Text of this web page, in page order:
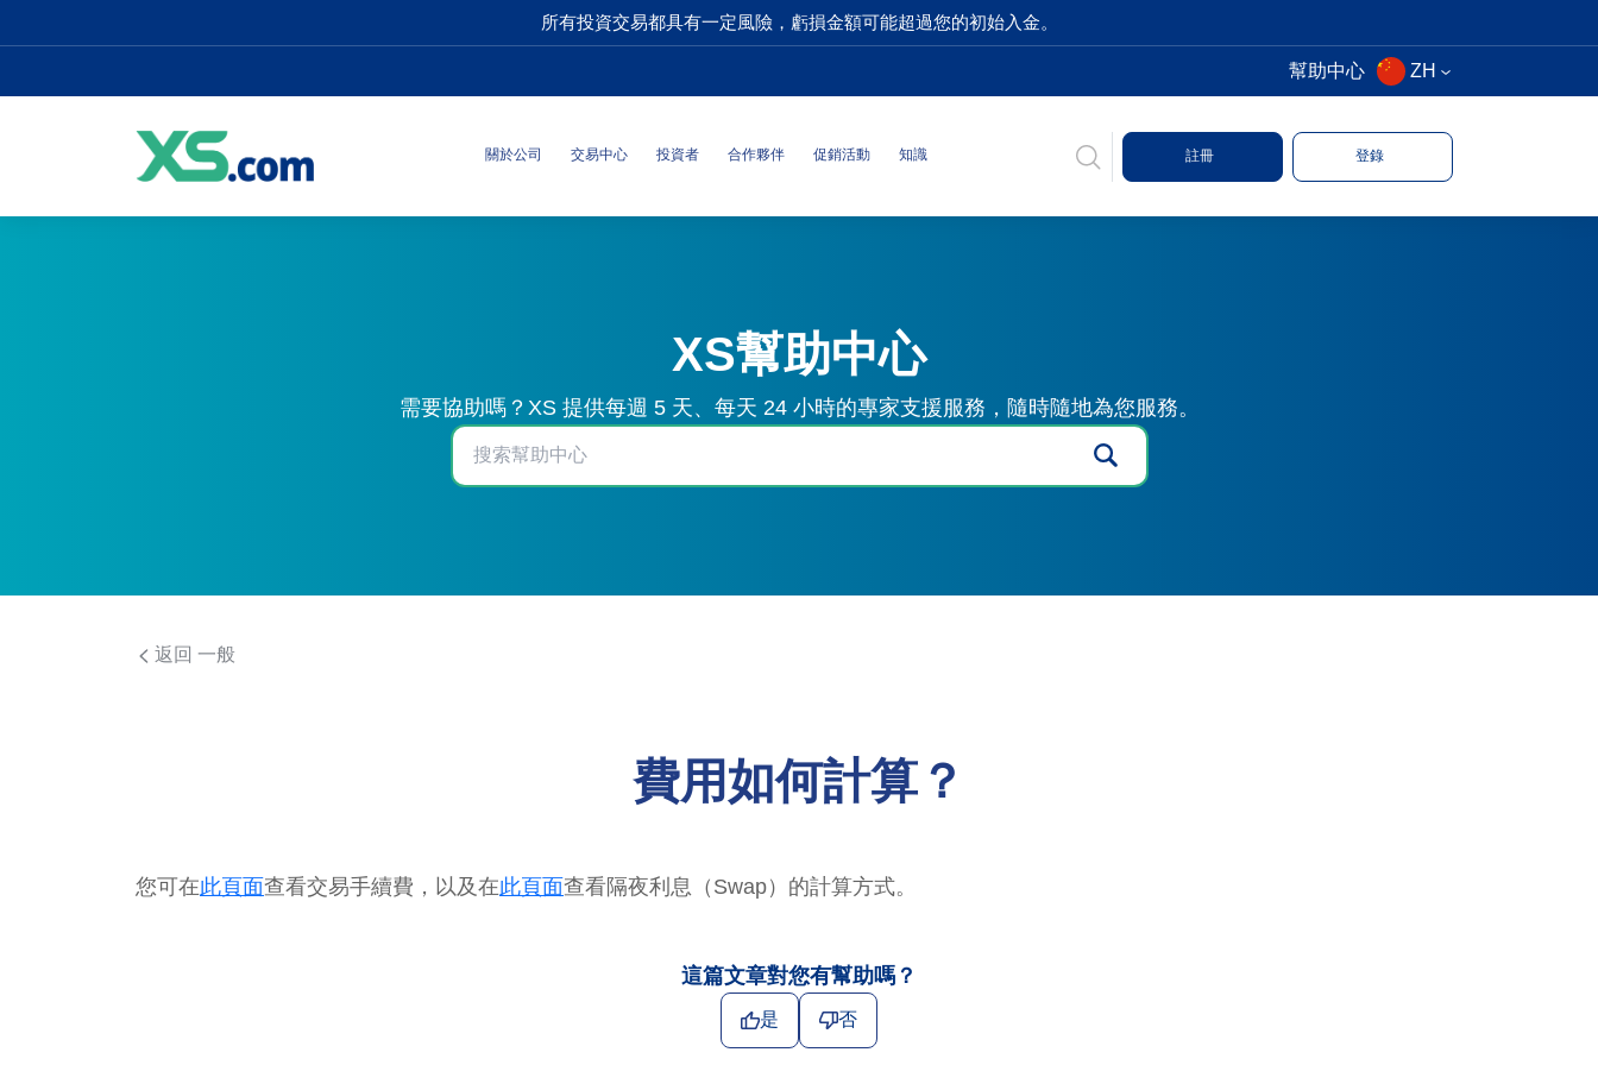
所有投資交易都具有一定風險，虧損金額可能超過您的初始入金。
幫助中心 ZH
關於公司 交易中心 投資者 合作夥伴 促銷活動 知識 註冊 登錄
XS幫助中心
需要協助嗎？XS 提供每週 5 天、每天 24 小時的專家支援服務，隨時隨地為您服務。
返回 一般
費用如何計算？
您可在此頁面查看交易手續費，以及在此頁面查看隔夜利息（Swap）的計算方式。
這篇文章對您有幫助嗎？
是 否